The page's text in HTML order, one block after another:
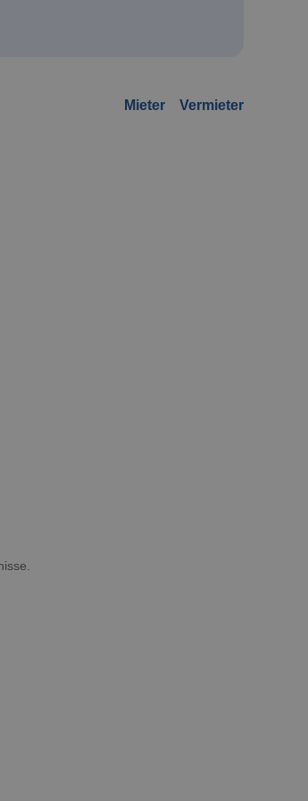
Mieter Vermieter